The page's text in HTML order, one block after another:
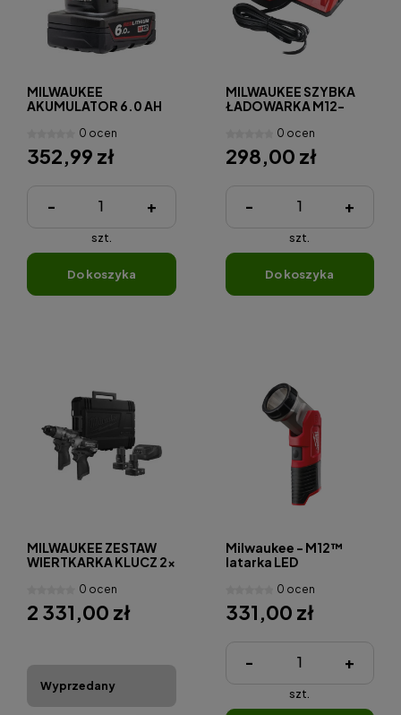
MILWAUKEE
AKUMULATOR 6.0 AH
0 ocen
352,99 zł
- +
szt.
do koszyka
MILWAUKEE SZYBKA
ŁADOWARKA M12-
0 ocen
298,00 zł
- +
szt.
do koszyka
MILWAUKEE ZESTAW
WIERTKARKA KLUCZ 2x
ŁADOWARKA M12
FPP2H2-402X
0 ocen
2 331,00 zł
Wyprzedany
Milwaukee - M12™
latarka LED
0 ocen
331,00 zł
- +
szt.